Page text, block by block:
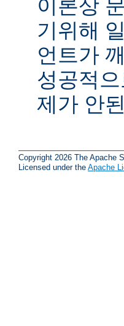
이론상
기위해
언트가
성공적
제가 안
Copyright 2026 The Apache
Licensed under the Apache